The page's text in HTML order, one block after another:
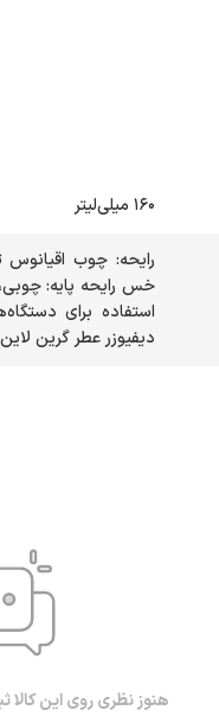
160 میلی‌لیتر
رایحه: چوب اقیانوس
خس رایحه پایه:
دیفیوزر عطر گرین
هنوز نظری روی این